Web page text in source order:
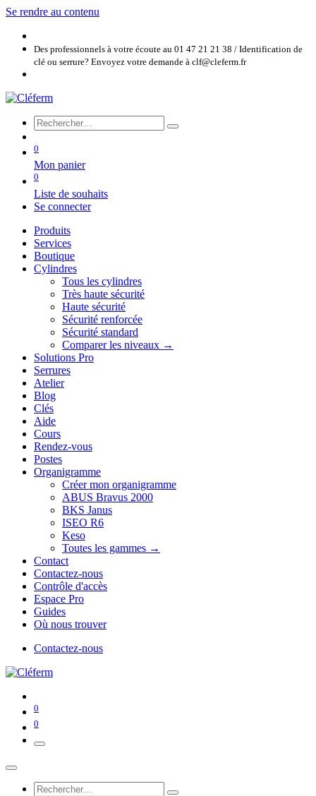
Se rendre au contenu
Des professionnels à votre écoute au 01 47 21 21 38 / Identification de
clé ou serrure? Envoyez votre demande à clf@cleferm.fr
0
Mon panier
0
Liste de souhaits
Se connecter
Produits
Services
Boutique
Cylindres
Tous les cylindres
Très haute sécurité
Haute sécurité
Sécurité renforcée
Sécurité standard
Comparer les niveaux →
Solutions Pro
Serrures
Atelier
Blog
Clés
Aide
Cours
Rendez-vous
Postes
Organigramme
Créer mon organigramme
ABUS Bravus 2000
BKS Janus
ISEO R6
Keso
Toutes les gammes →
Contact
Contactez-nous
Contrôle d'accès
Espace Pro
Guides
Où nous trouver
Contactez-nous
0
0